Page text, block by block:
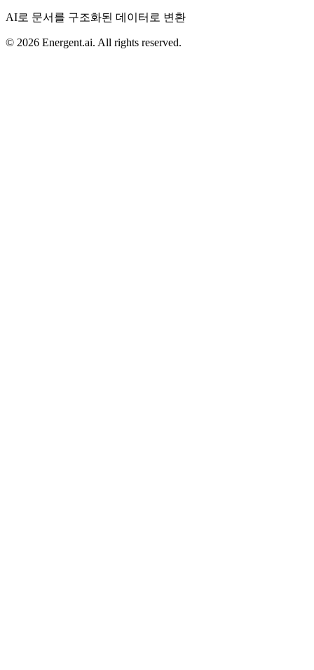
AI로 문서를 구조화된 데이터로 변환
© 2026 Energent.ai. All rights reserved.